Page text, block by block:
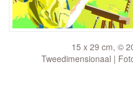
15 x 29 cm, ©
Tweedimensionaal |